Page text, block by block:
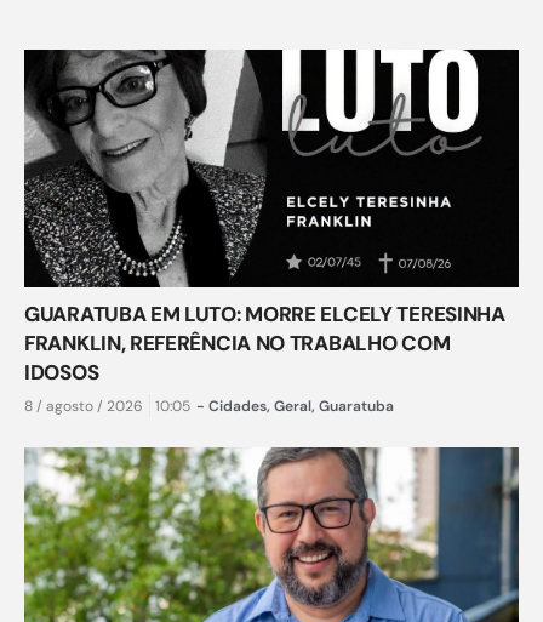
GUARATUBA EM LUTO: MORRE ELCELY TERESINHA
FRANKLIN, REFERÊNCIA NO TRABALHO COM
IDOSOS
8 / agosto / 2026 10:05 - Cidades, Geral, Guaratuba